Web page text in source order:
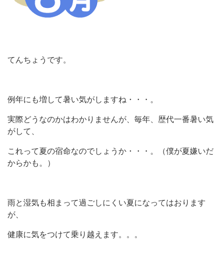
てんちょうです。
例年にも増して暑い気がしますね・・・。
実際どうなのかはわかりませんが、毎年、歴代一番暑い気
がして、
これって夏の宿命なのでしょうか・・・。（僕が夏嫌いだ
からかも。）
雨と湿気も相まって過ごしにくい夏になってはおります
が、
健康に気をつけて乗り越えます。。。